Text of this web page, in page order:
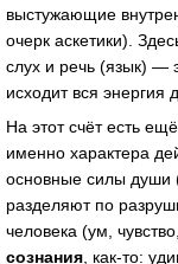
выстужающие
очерк аскетики).
слух и речь (язык) —
исходит вся энергия
На этот счёт есть
именно характера
основные силы души
разделяют по
человека (ум,
сознания, как-то: